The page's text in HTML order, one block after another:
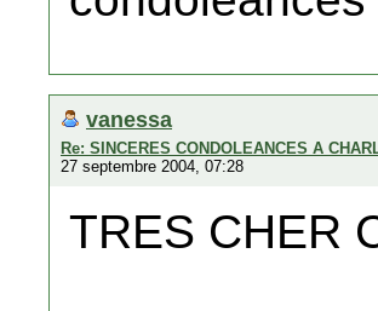
vanessa
Re: SINCERES CONDOLEANCES A
27 septembre 2004, 07:28
TRES CHER